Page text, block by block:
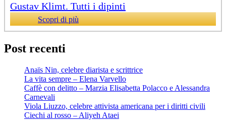
Gustav Klimt. Tutti i dipinti
Scopri di più
Post recenti
Anaïs Nin, celebre diarista e scrittrice
La vita sempre – Elena Varvello
Caffè con delitto – Marzia Elisabetta Polacco e Alessandra
Carnevali
Viola Liuzzo, celebre attivista americana per i diritti civili
Ciechi al rosso – Aliyeh Ataei